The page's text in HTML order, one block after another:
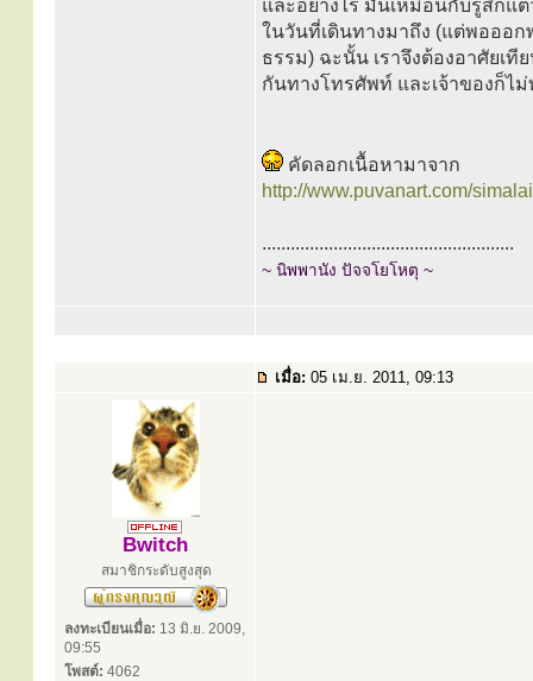
และอย่างไร มันเหมือนกับรู้สึกแ
ในวันที่เดินทางมาถึง (แต่พอออ
ธรรม) ฉะนั้น เราจึงต้องอาศัยเ
กันทางโทรศัพท์ และเจ้าของก็ไ
คัดลอกเนื้อหามาจาก
http://www.puvanart.com/
.....................................................
~ นิพพานัง ปัจจโยโหตุ ~
เมื่อ: 05 เม.ย. 2011, 09:13
Bwitch
สมาชิกระดับสูงสุด
ลงทะเบียนเมื่อ: 13 มิ.ย. 2009,
09:55
โพสต์: 4062